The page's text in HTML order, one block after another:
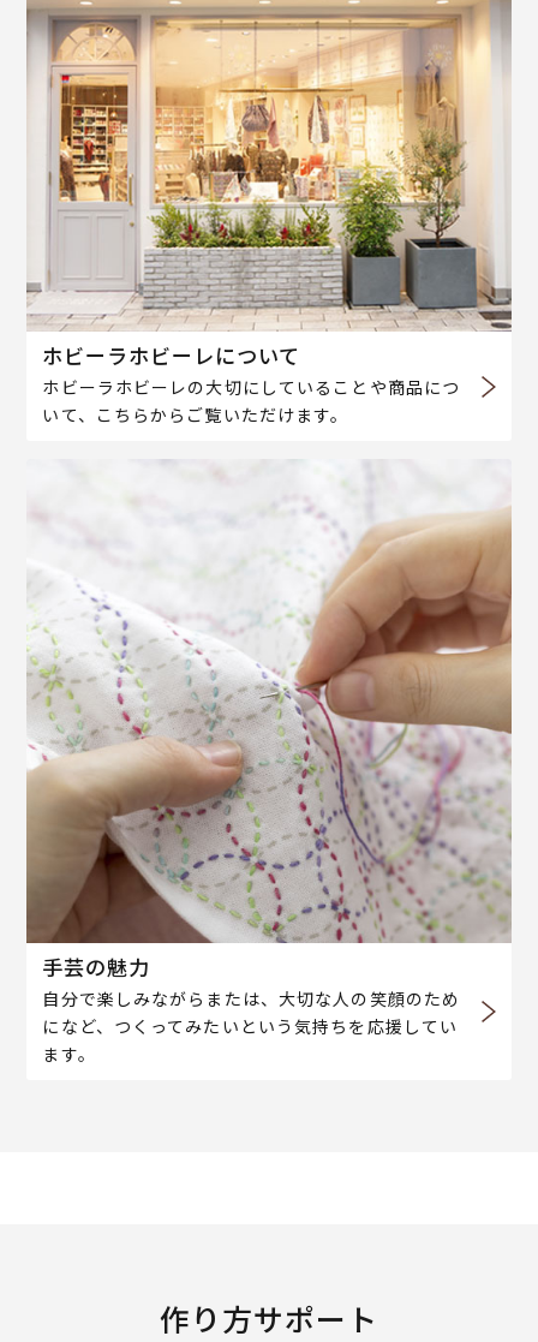
ホビーラホビーレについて
ホビーラホビーレの大切にしていることや商品につ
いて、こちらからご覧いただけます。
手芸の魅力
自分で楽しみながらまたは、大切な人の笑顔のため
になど、つくってみたいという気持ちを応援してい
ます。
作り方サポート